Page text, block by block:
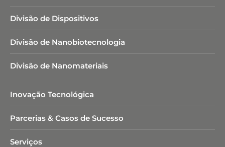
Divisão de Dispositivos
Divisão de Nanobiotecnologia​
Divisão de Nanomateriais
Inovação Tecnológica
Parcerias & Casos de Sucesso
Serviços